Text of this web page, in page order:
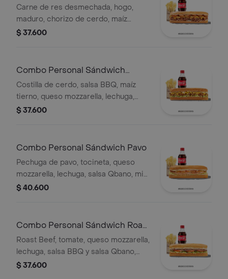
Qumbia
Carne de res desmechada, hogo,
maduro, chorizo de cerdo, maíz
tierno, salsa Qbano, papas y bebida.
$ 37.600
Combo Personal Sándwich
Costilla
Costilla de cerdo, salsa BBQ, maíz
tierno, queso mozzarella, lechuga,
salsa Qbano, acompañamiento y
$ 37.600
Combo Personal Sándwich Pavo
Pechuga de pavo, tocineta, queso
mozzarella, lechuga, salsa Qbano, miel
mostaza, papas a la francesa y
$ 40.600
Combo Personal Sándwich Roast
Beef
Roast Beef, tomate, queso mozzarella,
lechuga, salsa BBQ y salsa Qbano,
papas a la francesa y bebida.
$ 37.600